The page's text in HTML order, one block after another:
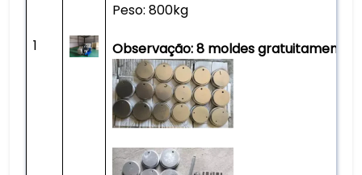
1
Peso: 800kg
Observação: 8 moldes gratuitamente